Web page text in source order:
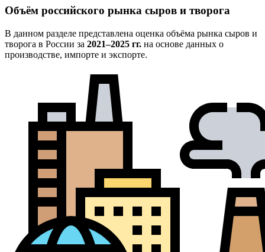
Объём российского рынка сыров и творога
В данном разделе представлена оценка объёма рынка сыров и
творога в России за 2021–2025 гг. на основе данных о
производстве, импорте и экспорте.